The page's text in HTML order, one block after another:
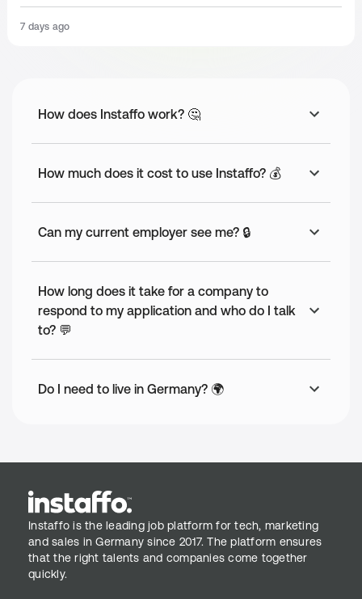
Ausgleich außerordentlicher Reisezeiten Sabatticals Bonus-
7 days ago
How does Instaffo work? 🤔
How much does it cost to use Instaffo? 💰
Can my current employer see me? 🔒
How long does it take for a company to
respond to my application and who do I talk
to? 💬
Do I need to live in Germany? 🌍
Instaffo is the leading job platform for tech, marketing
and sales in Germany since 2017. The platform ensures
that the right talents and companies come together
quickly.